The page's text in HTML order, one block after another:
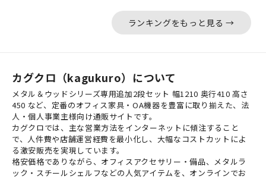
ランキングをもっと見る →
カグクロ（kagukuro）について
メタル＆ウッドシリーズ専用追加2段セット 幅1210 奥行410 高さ
450 など、定番のオフィス家具・OA機器を豊富に取り揃えた、法
人・個人事業主様向け通販サイトです。
カグクロでは、主な営業方法をインターネットに傾注すること
で、人件費や店舗運営経費を最小化し、大幅なコストカットによ
る激安販売を実現しています。
格安価格でありながら、オフィスアクセサリー・備品、メタルラ
ック・スチールシェルフなどの人気アイテムを、オンラインでお